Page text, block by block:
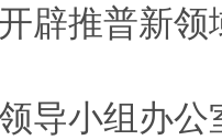
辟推普新领
小组办公